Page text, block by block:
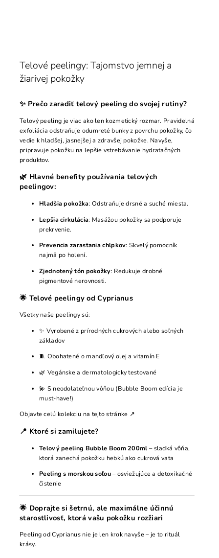
Telové peelingy: Tajomstvo jemnej a
žiarivej pokožky
✨ Prečo zaradiť telový peeling do svojej rutiny?
Telový peeling je viac ako len kozmetický rozmar. Pravidelná
exfoliácia odstraňuje odumreté bunky z povrchu pokožky, čo
vedie k hladšej, jasnejšej a zdravšej pokožke. Navyše,
pripravuje pokožku na lepšie vstrebávanie hydratačných
produktov.
🌿 Hlavné benefity používania telových
peelingov:
Hladšia pokožka: Odstraňuje drsné a suché miesta.
Lepšia cirkulácia: Masážou pokožky sa podporuje
prekrvenie.
Prevencia zarastania chlpkov: Skvelý pomocník
najmä po holení.
Zjednotený tón pokožky: Redukuje drobné
pigmentové nerovnosti.
🌟 Telové peelingy od Cyprianus
Všetky naše peelingy sú:
✨ Vyrobené z prírodných cukrových alebo soľných
základov
🧵 Obohatené o mandľový olej a vitamín E
🌿 Vegánske a dermatologicky testované
💫 S neodolateľnou vôňou (Bubble Boom edícia je
must-have!)
Objavte celú kolekciu na tejto stránke ↗
📍 Ktoré si zamilujete?
Telový peeling Bubble Boom 200ml – sladká vôňa,
ktorá zanechá pokožku hebkú ako cukrová vata
Peeling s morskou soľou– osviežujúce a detoxikačné
čistenie
🌟 Doprajte si šetrnú, ale maximálne účinnú
starostlivosť, ktorá vašu pokožku rozžiari
Peeling od Cyprianus nie je len krok navyše – je to rituál
krásy.